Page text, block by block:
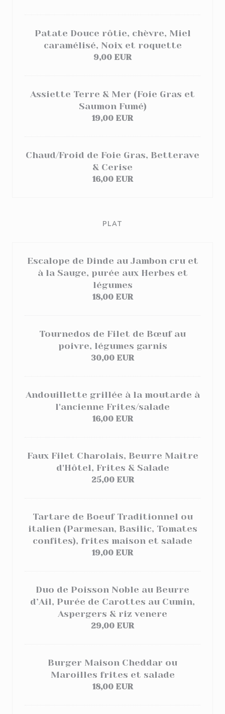
Patate Douce rôtie, chèvre, Miel
caramélisé, Noix et roquette
9,00 EUR
Assiette Terre & Mer (Foie Gras et
Saumon Fumé)
19,00 EUR
Chaud/Froid de Foie Gras, Betterave
& Cerise
16,00 EUR
PLAT
Escalope de Dinde au Jambon cru et
à la Sauge, purée aux Herbes et
légumes
18,00 EUR
Tournedos de Filet de Bœuf au
poivre, légumes garnis
30,00 EUR
Andouillette grillée à la moutarde à
l'ancienne Frites/salade
16,00 EUR
Faux Filet Charolais, Beurre Maître
d'Hôtel, Frites & Salade
25,00 EUR
Tartare de Boeuf Traditionnel ou
italien (Parmesan, Basilic, Tomates
confites), frites maison et salade
19,00 EUR
Duo de Poisson Noble au Beurre
d’Ail, Purée de Carottes au Cumin,
Aspergers & riz venere
29,00 EUR
Burger Maison Cheddar ou
Maroilles frites et salade
18,00 EUR